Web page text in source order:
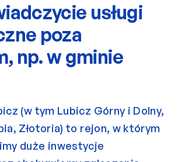
usługi
poza
np. w gminie
(w tym Lubicz Górny i Dolny,
Złotoria) to rejon, w którym
duże inwestycje